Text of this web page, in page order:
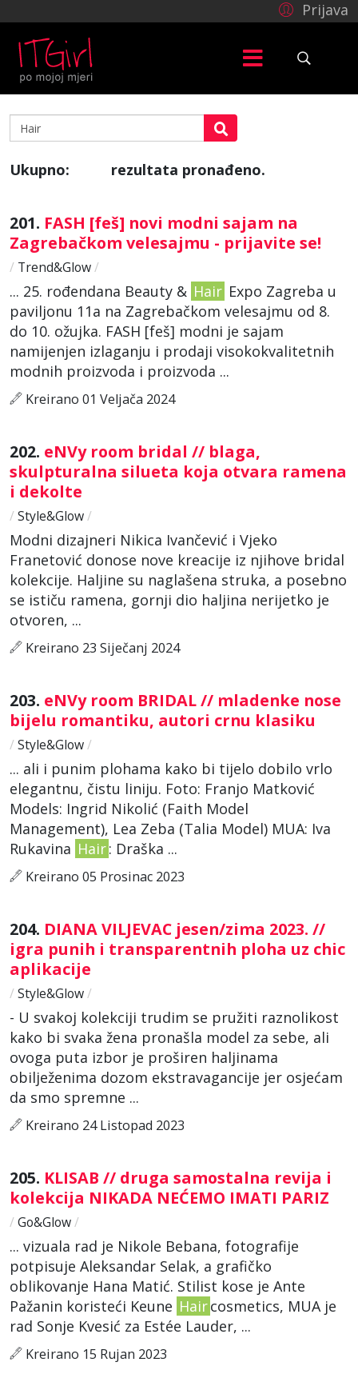
Prijava
Ukupno: rezultata pronađeno.
201. FASH [feš] novi modni sajam na
Zagrebačkom velesajmu - prijavite se!
/ Trend&Glow/
... 25. rođendana Beauty & Hair Expo Zagreba u
paviljonu 11a na Zagrebačkom velesajmu od 8.
do 10. ožujka. FASH [feš] modni je sajam
namijenjen izlaganju i prodaji visokokvalitetnih
modnih proizvoda i proizvoda ...
Kreirano 01 Veljača 2024
202. eNVy room bridal // blaga,
skulpturalna silueta koja otvara ramena
i dekolte
/ Style&Glow/
Modni dizajneri Nikica Ivančević i Vjeko
Franetović donose nove kreacije iz njihove bridal
kolekcije. Haljine su naglašena struka, a posebno
se ističu ramena, gornji dio haljina nerijetko je
otvoren, ...
Kreirano 23 Siječanj 2024
203. eNVy room BRIDAL // mladenke nose
bijelu romantiku, autori crnu klasiku
/ Style&Glow/
... ali i punim plohama kako bi tijelo dobilo vrlo
elegantnu, čistu liniju. Foto: Franjo Matković
Models: Ingrid Nikolić (Faith Model
Management), Lea Zeba (Talia Model) MUA: Iva
Rukavina Hair: Draška ...
Kreirano 05 Prosinac 2023
204. DIANA VILJEVAC jesen/zima 2023. //
igra punih i transparentnih ploha uz chic
aplikacije
/ Style&Glow/
- U svakoj kolekciji trudim se pružiti raznolikost
kako bi svaka žena pronašla model za sebe, ali
ovoga puta izbor je proširen haljinama
obilježenima dozom ekstravagancije jer osjećam
da smo spremne ...
Kreirano 24 Listopad 2023
205. KLISAB // druga samostalna revija i
kolekcija NIKADA NEĆEMO IMATI PARIZ
/ Go&Glow/
... vizuala rad je Nikole Bebana, fotografije
potpisuje Aleksandar Selak, a grafičko
oblikovanje Hana Matić. Stilist kose je Ante
Pažanin koristeći Keune Haircosmetics, MUA je
rad Sonje Kvesić za Estée Lauder, ...
Kreirano 15 Rujan 2023